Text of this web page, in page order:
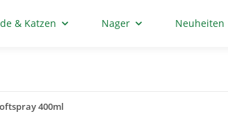
& Katzen Nager Neuheiten
400ml